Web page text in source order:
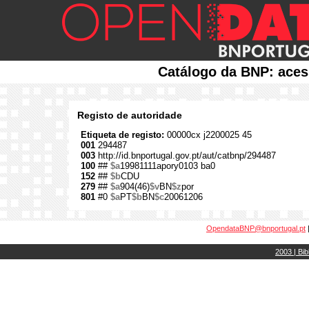
Catálogo da BNP:
Registo de autoridade
Etiqueta de registo: 00000cx j2200025 45
001 294487
003 http://id.bnportugal.gov.pt/aut/catbnp/294487
100 ## $a19981111apory0103 ba0
152 ## $bCDU
279 ## $a904(46)$vBN$zpor
801 #0 $aPT$bBN$c20061206
OpendataBNP@bnportugal.pt
2003 |